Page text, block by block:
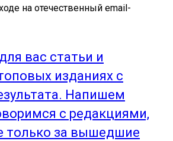
на отечественный email-
вас статьи и
изданиях с
Напишем
с редакциями,
только за вышедшие